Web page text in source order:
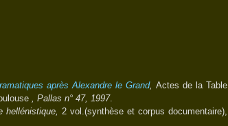
après Alexandre le Grand, Actes de la Table
, Pallas n° 47, 1997.
hellénistique, 2 vol.(synthèse et corpus documentaire),